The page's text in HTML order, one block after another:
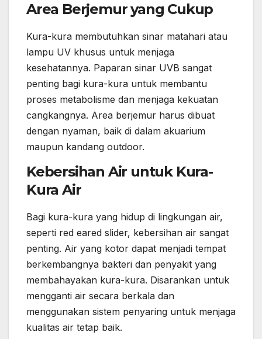
Area Berjemur yang Cukup
Kura-kura membutuhkan sinar matahari atau
lampu UV khusus untuk menjaga
kesehatannya. Paparan sinar UVB sangat
penting bagi kura-kura untuk membantu
proses metabolisme dan menjaga kekuatan
cangkangnya. Area berjemur harus dibuat
dengan nyaman, baik di dalam akuarium
maupun kandang outdoor.
Kebersihan Air untuk Kura-
Kura Air
Bagi kura-kura yang hidup di lingkungan air,
seperti red eared slider, kebersihan air sangat
penting. Air yang kotor dapat menjadi tempat
berkembangnya bakteri dan penyakit yang
membahayakan kura-kura. Disarankan untuk
mengganti air secara berkala dan
menggunakan sistem penyaring untuk menjaga
kualitas air tetap baik.